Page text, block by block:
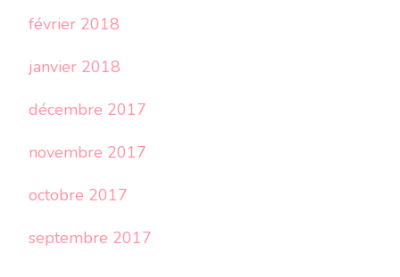
février 2018
janvier 2018
décembre 2017
novembre 2017
octobre 2017
septembre 2017